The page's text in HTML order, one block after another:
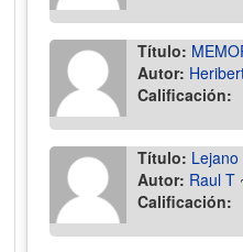
Título:
Autor:
Calificación:
Título: Lejano
Autor: Raul T
Calificación: